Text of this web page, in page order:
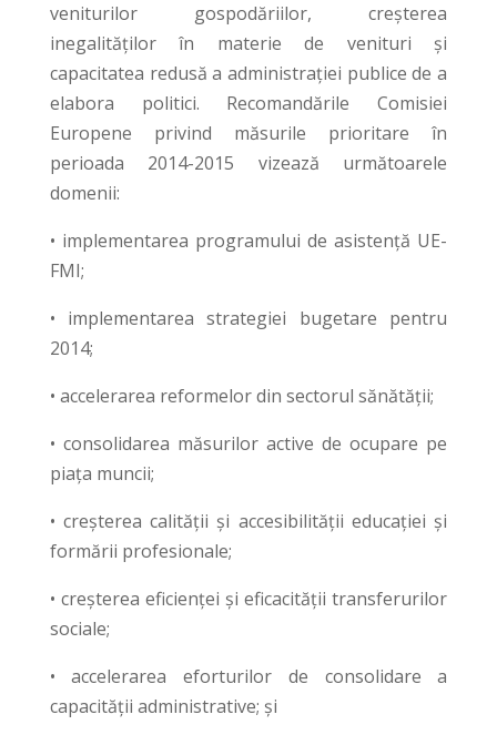
veniturilor gospodăriilor, creşterea
inegalităţilor în materie de venituri şi
capacitatea redusă a administraţiei publice de a
elabora politici. Recomandările Comisiei
Europene privind măsurile prioritare în
perioada 2014-2015 vizează următoarele
domenii:
• implementarea programului de asistență UE-
FMI;
• implementarea strategiei bugetare pentru
2014;
• accelerarea reformelor din sectorul sănătății;
• consolidarea măsurilor active de ocupare pe
piața muncii;
• creșterea calității și accesibilității educației și
formării profesionale;
• creșterea eficienței și eficacității transferurilor
sociale;
• accelerarea eforturilor de consolidare a
capacității administrative; și